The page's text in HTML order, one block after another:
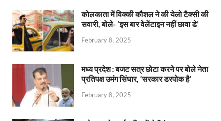
कोलकाता में विक्की कौशल ने की येलो टैक्सी की
सवारी, बोले- ‘इस बार वेलेंटाइन नहीं छावा डे’
February 8, 2025
मध्य प्रदेश : बजट सत्र छोटा करने पर बोले नेता
प्रतिपक्ष उमंग सिंघार, ‘सरकार डरपोक है’
February 8, 2025